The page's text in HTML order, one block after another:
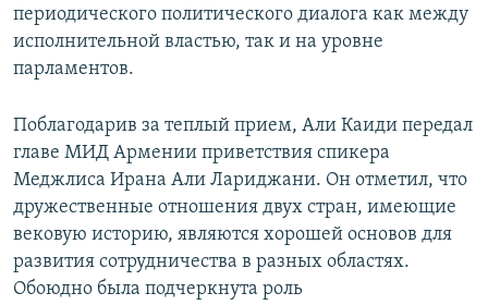
периодического политического диалога как между
исполнительной властью, так и на уровне
парламентов.
Поблагодарив за теплый прием, Али Каиди передал
главе МИД Армении приветствия спикера
Меджлиса Ирана Али Лариджани. Он отметил, что
дружественные отношения двух стран, имеющие
вековую историю, являются хорошей основов для
развития сотрудничества в разных областях.
Обоюдно была подчеркнута роль